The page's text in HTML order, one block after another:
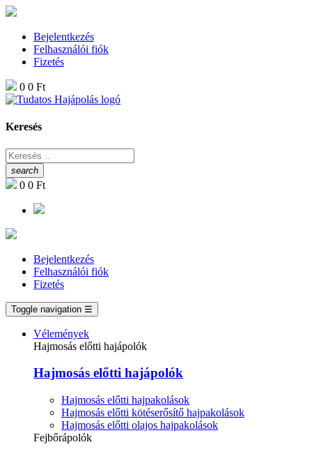
Bejelentkezés
Felhasználói fiók
Fizetés
0 0 Ft
Keresés
search
0 0 Ft
Bejelentkezés
Felhasználói fiók
Fizetés
Toggle navigation ☰
Vélemények
Hajmosás előtti hajápolók
Hajmosás előtti hajápolók
Hajmosás előtti hajpakolások
Hajmosás előtti kötéserősítő hajpakolások
Hajmosás előtti olajos hajpakolások
Fejbőrápolók